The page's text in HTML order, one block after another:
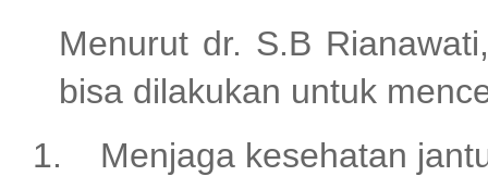
Menurut dr. S.B
bisa dilakukan untuk
1.
Menjaga kesehatan